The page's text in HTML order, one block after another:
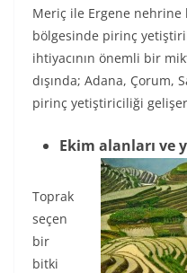
Meriç ile Ergene nehrine
bölgesinde pirinç
ihtiyacının önemli bir
dışında; Adana, Çorum,
pirinç yetiştiriciliği
Ekim alanları ve
Toprak
seçen
bir
bitki